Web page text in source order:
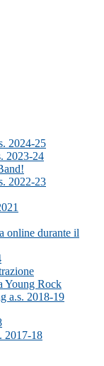
2024-25
2023-24
2022-23
online durante il
Young Rock
a.s. 2018-19
2017-18